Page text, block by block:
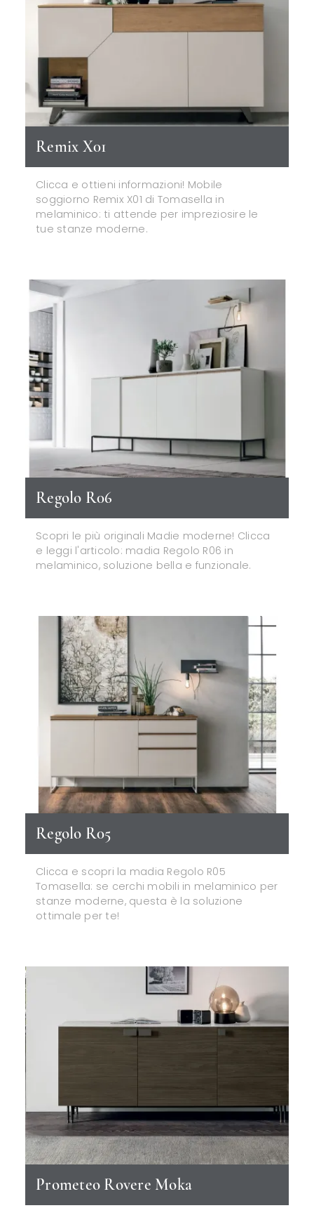
Remix X01
Clicca e ottieni informazioni! Mobile
soggiorno Remix X01 di Tomasella in
melaminico: ti attende per impreziosire le
tue stanze moderne.
Regolo R06
Scopri le più originali Madie moderne! Clicca
e leggi l'articolo: madia Regolo R06 in
melaminico, soluzione bella e funzionale.
Regolo R05
Clicca e scopri la madia Regolo R05
Tomasella: se cerchi mobili in melaminico per
stanze moderne, questa è la soluzione
ottimale per te!
Prometeo Rovere Moka